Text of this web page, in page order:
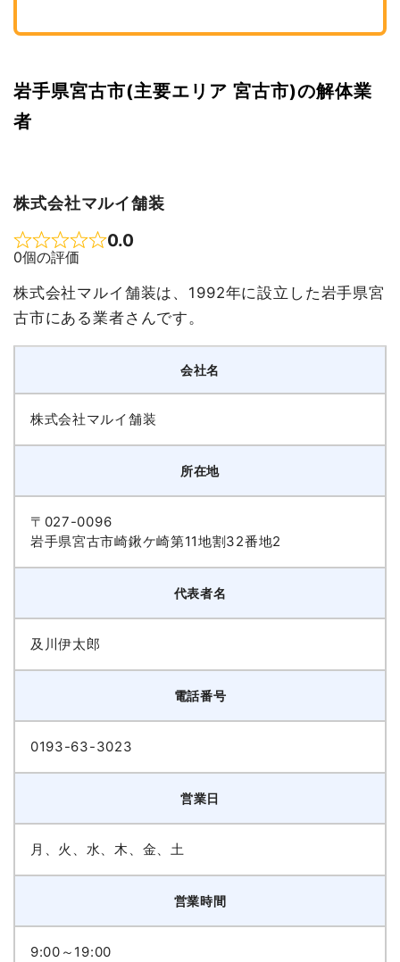
岩手県宮古市(主要エリア 宮古市)の解体業
者
株式会社マルイ舗装
Rated 0 out of 5
0.0
0個の評価
株式会社マルイ舗装は、1992年に設立した岩手県宮
古市にある業者さんです。
会社名
株式会社マルイ舗装
所在地
〒027-0096
岩手県宮古市崎鍬ケ崎第11地割32番地2
代表者名
及川伊太郎
電話番号
0193-63-3023
営業日
月、火、水、木、金、土
営業時間
9:00～19:00